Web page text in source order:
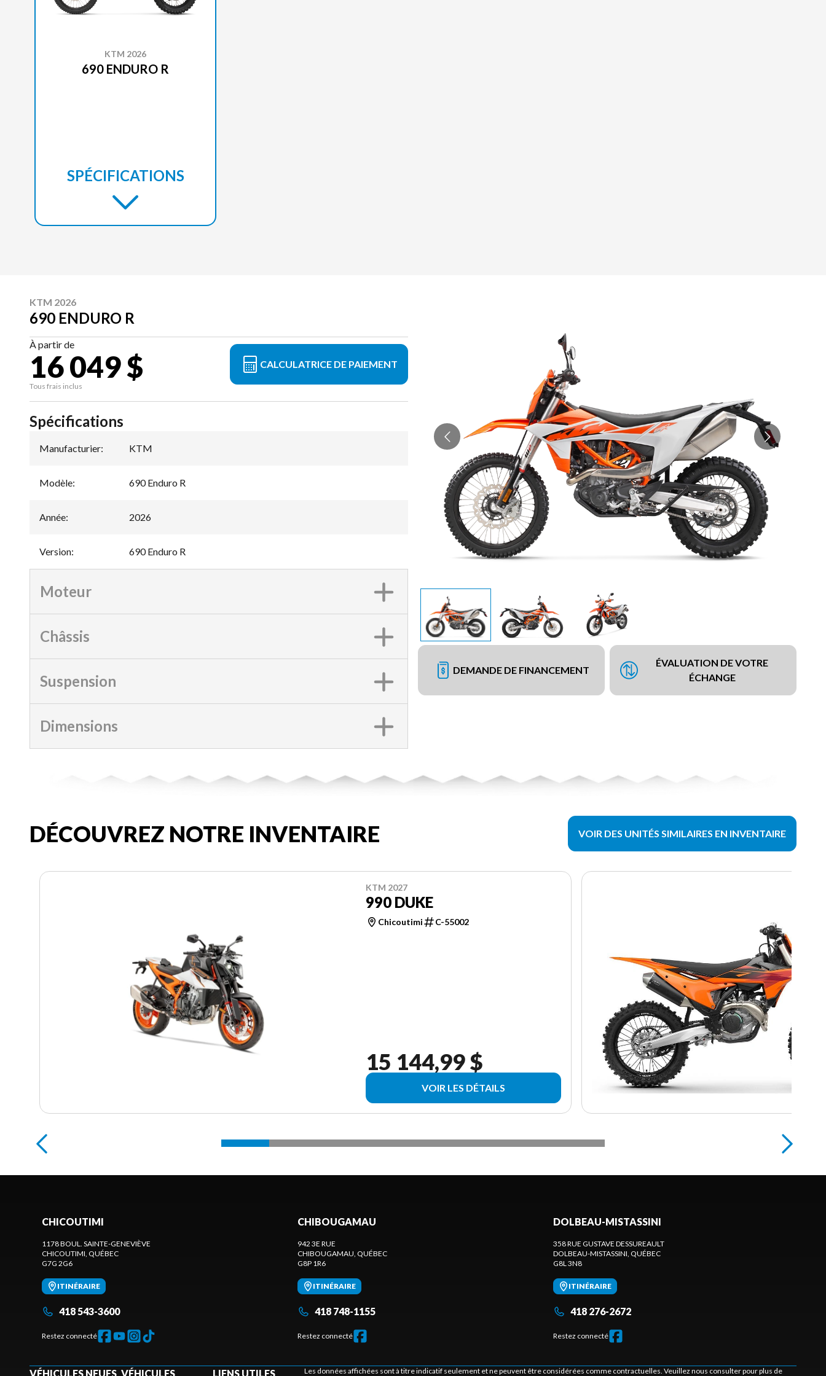
KTM 2026
690 ENDURO R
SPÉCIFICATIONS
KTM 2026
690 ENDURO R
À partir de
16 049 $
Tous frais inclus
CALCULATRICE DE PAIEMENT
DEMANDE DE FINANCEMENT
ÉVALUATION DE VOTRE
ÉCHANGE
Spécifications
Manufacturier: KTM
Modèle: 690 Enduro R
Année: 2026
Version: 690 Enduro R
Moteur
Châssis
Suspension
Dimensions
DÉCOUVREZ NOTRE INVENTAIRE VOIR DES UNITÉS SIMILAIRES EN INVENTAIRE
KTM 2027
990 DUKE
Chicoutimi C-55002
15 144,99 $
VOIR LES DÉTAILS
CHICOUTIMI
1178 BOUL. SAINTE-GENEVIÈVE
CHICOUTIMI, QUÉBEC
G7G 2G6
ITINÉRAIRE
418 543-3600
Restez connecté
CHIBOUGAMAU
942 3E RUE
CHIBOUGAMAU, QUÉBEC
G8P 1R6
ITINÉRAIRE
418 748-1155
Restez connecté
DOLBEAU-MISTASSINI
358 RUE GUSTAVE DESSUREAULT
DOLBEAU-MISTASSINI, QUÉBEC
G8L 3N8
ITINÉRAIRE
418 276-2672
Restez connecté
VÉHICULES NEUFS VÉHICULES LIENS UTILES Les données affichées sont à titre indicatif seulement et ne peuvent être considérées comme contractuelles. Veuillez nous consulter pour plus de